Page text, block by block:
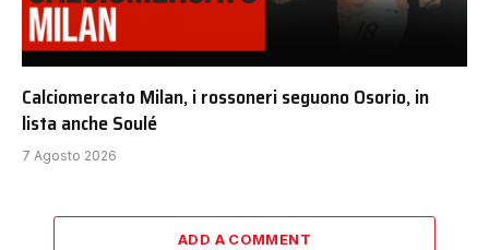
Calciomercato Milan, i rossoneri seguono Osorio, in
lista anche Soulé
7 Agosto 2026
ADD A COMMENT